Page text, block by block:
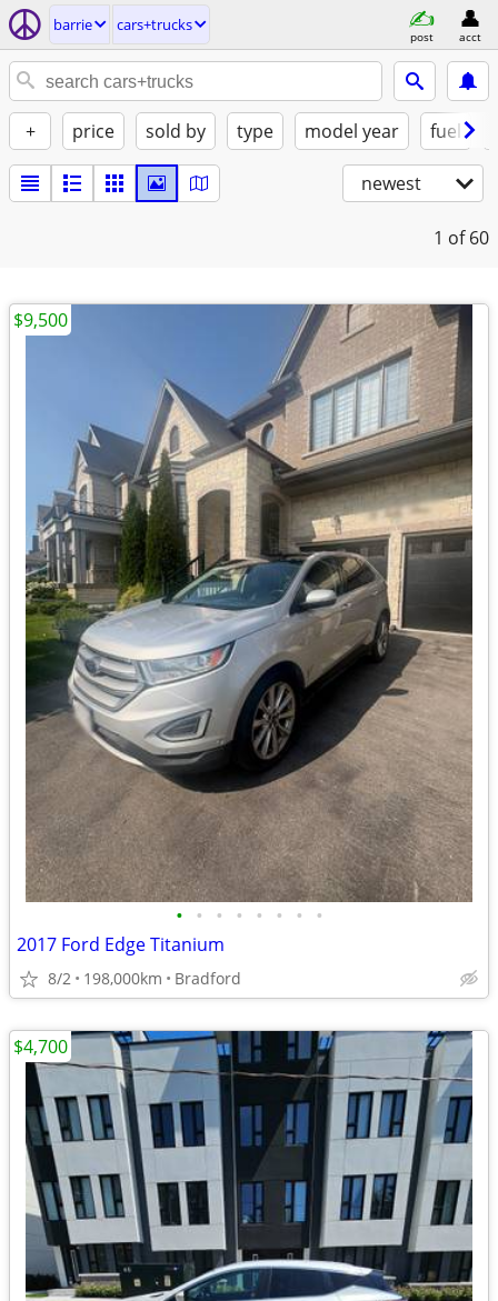
barrie cars+trucks
post acct
+ price sold by type model year fuel
newest
1 of 60
• • • • • • • •
2017 Ford Edge Titanium
8/2 198,000km Bradford
$9,500
$4,700